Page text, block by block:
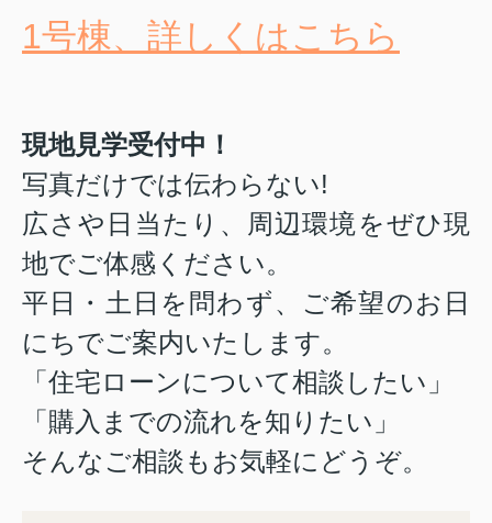
1号棟、詳しくはこちら
現地見学受付中！
写真だけでは伝わらない!
広さや日当たり、周辺環境をぜひ現
地でご体感ください。
平日・土日を問わず、ご希望のお日
にちでご案内いたします。
「住宅ローンについて相談したい」
「購入までの流れを知りたい」
そんなご相談もお気軽にどうぞ。